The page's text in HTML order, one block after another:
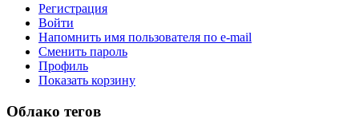
Регистрация
Войти
Напомнить имя пользователя по e-mail
Сменить пароль
Профиль
Показать корзину
Облако тегов